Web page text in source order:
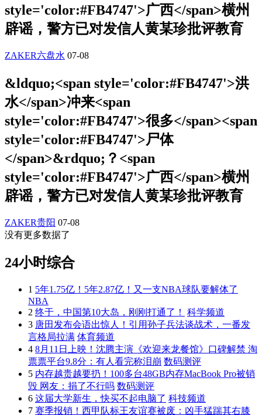
style='color:#FB4747'>广西</span>横州
辟谣，警方已对发信人黄某珍批评教育
ZAKER六盘水 07-08
&ldquo;<span style='color:#FB4747'>洪
水</span>冲来<span
style='color:#FB4747'>很多</span><span
style='color:#FB4747'>尸体
</span>&rdquo;？<span
style='color:#FB4747'>广西</span>横州
辟谣，警方已对发信人黄某珍批评教育
ZAKER贵阳 07-08
没有更多数据了
24小时综合
1 5年1.75亿！5年2.87亿！又一支NBA球队要解体了
NBA
2 终于，中国第10大岛，刚刚打通了！
科学频道
3 唐田发布会语出惊人！引用孙子兵法谈战术，一番发
言格局拉满 体育频道
4 8月11日上映！沈腾主演《欢迎来龙餐馆》口碑解禁 淘
票票平台9.8分：有人看完称泪崩 数码测评
5 内存越贵越要扔！100多台48GB内存MacBook Pro被销
毁 网友：捐了不行吗 数码测评
6 这届大学新生，快买不起电脑了 科技频道
7 赛季报销！西甲队标王友谊赛被废：凶手猛踹其右膝